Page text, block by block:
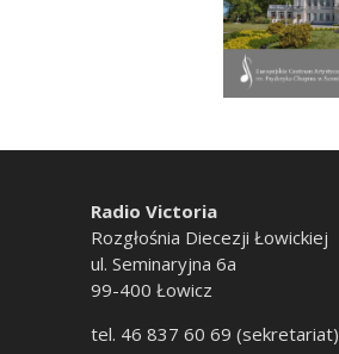
Radio Victoria
Rozgłośnia Diecezji Łowickiej
ul. Seminaryjna 6a
99-400 Łowicz
tel. 46 837 60 69 (sekretariat)